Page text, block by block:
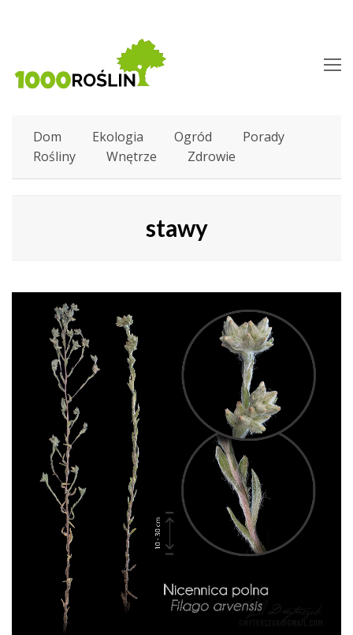
Dom Ekologia Ogród
Porady
Rośliny
Wnętrze Zdrowie
stawy